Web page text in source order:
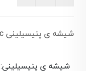
شیشه ی پنیسیلینی 5cc تا 100cc
شیشه ی پنیسیلینی: